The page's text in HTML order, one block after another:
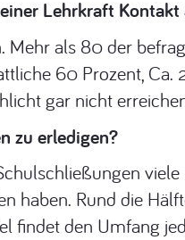
Lehrkraft
als 80 der
60 Prozent,
gar nicht
zu erledigen?
haben. Rund die
findet den Umfang